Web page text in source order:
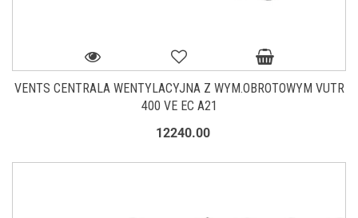
VENTS CENTRALA WENTYLACYJNA Z WYM.OBROTOWYM VUTR
400 VE EC A21
12240.00